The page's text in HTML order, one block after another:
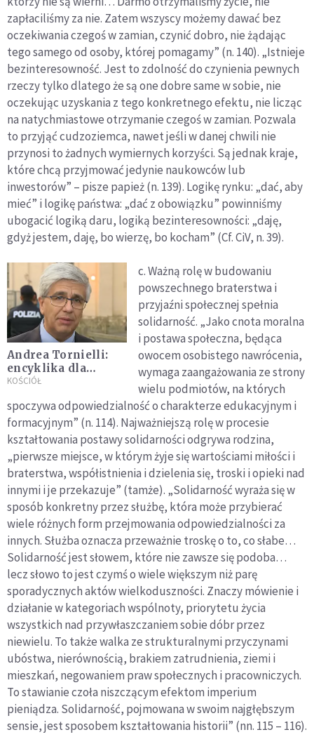
zapłaciliśmy za nie. Zatem wszyscy możemy dawać bez
oczekiwania czegoś w zamian, czynić dobro, nie żądając
tego samego od osoby, której pomagamy” (n. 140). „Istnieje
bezinteresowność. Jest to zdolność do czynienia pewnych
rzeczy tylko dlatego że są one dobre same w sobie, nie
oczekując uzyskania z tego konkretnego efektu, nie licząc
na natychmiastowe otrzymanie czegoś w zamian. Pozwala
to przyjąć cudzoziemca, nawet jeśli w danej chwili nie
przynosi to żadnych wymiernych korzyści. Są jednak kraje,
które chcą przyjmować jedynie naukowców lub
inwestorów” – pisze papież (n. 139). Logikę rynku: „dać, aby
mieć” i logikę państwa: „dać z obowiązku” powinniśmy
ubogacić logiką daru, logiką bezinteresowności: „daję,
gdyż jestem, daję, bo wierzę, bo kocham” (Cf. CiV, n. 39).
Andrea Tornielli:
encyklika dla
wszystkich braci i
KOŚCIÓŁ
c. Ważną rolę w budowaniu
powszechnego braterstwa i
przyjaźni społecznej spełnia
solidarność. „Jako cnota moralna
i postawa społeczna, będąca
owocem osobistego nawrócenia,
wymaga zaangażowania ze strony
wielu podmiotów, na których
spoczywa odpowiedzialność o charakterze edukacyjnym i
formacyjnym” (n. 114). Najważniejszą rolę w procesie
kształtowania postawy solidarności odgrywa rodzina,
„pierwsze miejsce, w którym żyje się wartościami miłości i
braterstwa, współistnienia i dzielenia się, troski i opieki nad
innymi i je przekazuje” (tamże). „Solidarność wyraża się w
sposób konkretny przez służbę, która może przybierać
wiele różnych form przejmowania odpowiedzialności za
innych. Służba oznacza przeważnie troskę o to, co słabe…
Solidarność jest słowem, które nie zawsze się podoba…
lecz słowo to jest czymś o wiele większym niż parę
sporadycznych aktów wielkoduszności. Znaczy mówienie i
działanie w kategoriach wspólnoty, priorytetu życia
wszystkich nad przywłaszczaniem sobie dóbr przez
niewielu. To także walka ze strukturalnymi przyczynami
ubóstwa, nierównością, brakiem zatrudnienia, ziemi i
mieszkań, negowaniem praw społecznych i pracowniczych.
To stawianie czoła niszczącym efektom imperium
pieniądza. Solidarność, pojmowana w swoim najgłębszym
sensie, jest sposobem kształtowania historii” (nn. 115 – 116).